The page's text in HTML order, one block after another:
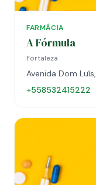
FARMÁCIA
A Fórmula
Fortaleza
Avenida Dom
+558532415222